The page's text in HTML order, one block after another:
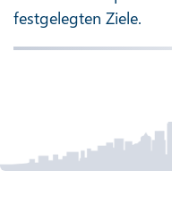
festgelegten Ziele.